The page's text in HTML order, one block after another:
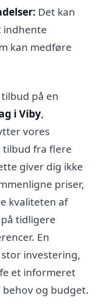
Det kan
kan medføre
på en
i Viby,
vores
fra flere
giver dig ikke
priser,
kvaliteten af
tidligere
En
investering,
et informeret
og budget.